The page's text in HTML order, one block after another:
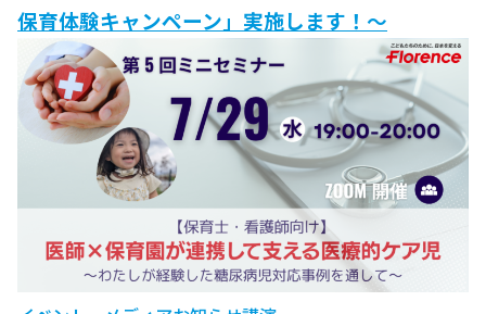
保育体験キャンペーン」実施します！～